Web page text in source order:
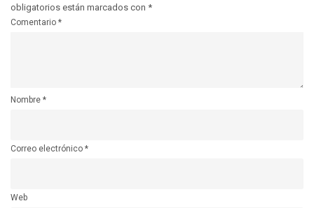
obligatorios están marcados con *
Comentario *
Nombre *
Correo electrónico *
Web